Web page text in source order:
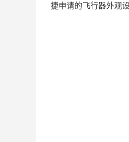
捷申请的飞行器外观